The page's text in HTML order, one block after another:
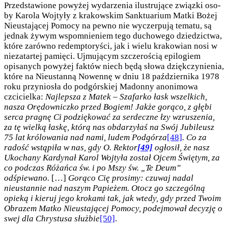
Przedstawione powyżej wyda­rzenia ilustrujące związki oso­
by Karola Wojtyły z krakowskim Sanktuarium Matki Bożej
Nieustającej Pomocy na pewno nie wyczerpują te­matu, są
jednak żywym wspomnieniem tego duchowego dziedzictwa,
które zarówno redemptoryści, jak i wielu krakowian nosi w
niezatartej pamięci. Ujmującym szczerością epilogiem
opisanych powyżej faktów niech będą słowa dziękczynienia,
które na Nieustanną Nowennę w dniu 18 października 1978
roku przyniosła do podgórskiej Madonny anonimowa
czcicielka: Najlepsza z Matek – Szafarko łask wszelkich,
nasza Orędowniczko przed Bogiem! Jakże gorąco, z głębi
serca pragnę Ci podziękować za serdeczne łzy wzruszenia,
za tę wielką łaskę, którą nas obdarzyłaś na Swój Jubileusz
75 lat królowania nad nami, ludem Podgórza[48]. Co za
radość wstąpiła w nas, gdy O. Rektor[49] ogłosił, że nasz
Ukochany Kardynał Karol Wojtyła został Ojcem Świętym, za
co podczas Różańca św. i po Mszy św. „Te Deum”
odśpiewano. […] Gorąco Cię prosimy: czuwaj nadal
nieustannie nad naszym Papieżem. Otocz go szczególną
opieką i kieruj jego krokami tak, jak wtedy, gdy przed Twoim
Obrazem Matko Nieustającej Pomocy, podejmował decyzję o
swej dla Chrystusa służbie[50] .